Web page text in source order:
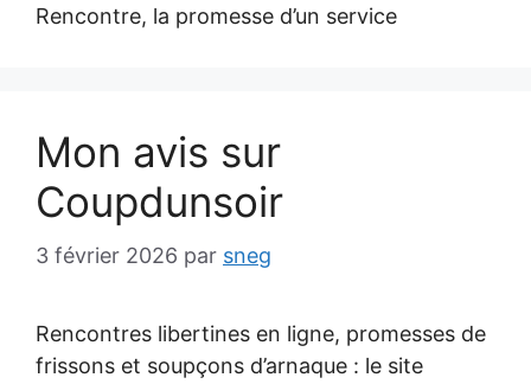
Rencontre, la promesse d’un service
Mon avis sur
Coupdunsoir
3 février 2026 par sneg
Rencontres libertines en ligne, promesses de
frissons et soupçons d’arnaque : le site